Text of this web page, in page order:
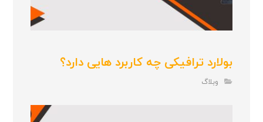
بولارد ترافیکی چه کاربرد هایی دارد؟
وبلاگ